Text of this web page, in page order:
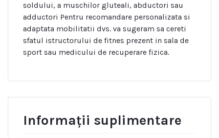
soldului, a muschilor gluteali, abductori sau
adductori Pentru recomandare personalizata si
adaptata mobilitatii dvs. va sugeram sa cereti
sfatul istructorului de fitnes prezent in sala de
sport sau medicului de recuperare fizica.
Informații suplimentare